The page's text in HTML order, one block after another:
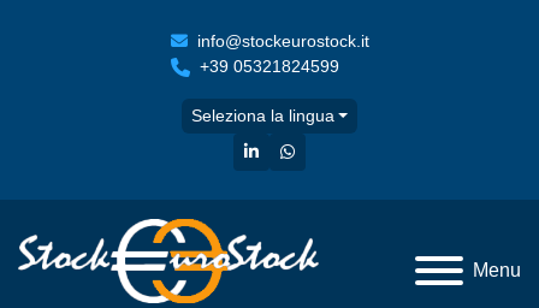
info@stockeurostock.it
+39 05321824599
Seleziona la lingua
linkedinwhatsapp
Menu